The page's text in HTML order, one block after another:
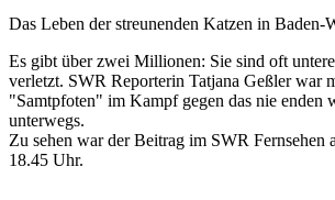
Das Leben der streunenden Katzen in Baden-
Es gibt über zwei Millionen: Sie sind oft
verletzt. SWR Reporterin Tatjana Geßler war
"Samtpfoten" im Kampf gegen das nie enden
unterwegs.
Zu sehen war der Beitrag im SWR Fernsehen
18.45 Uhr.